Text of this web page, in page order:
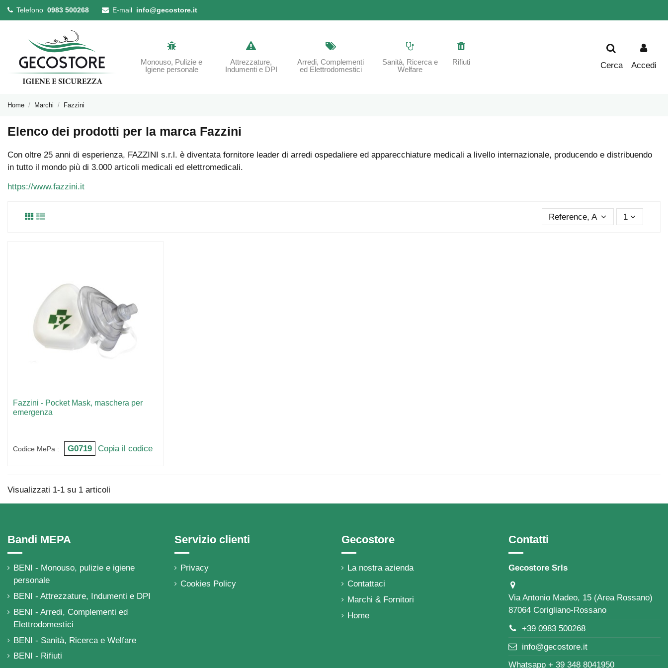
Telefono 0983 500268 E-mail info@gecostore.it
Monouso, Pulizie e
Igiene personale
Attrezzature,
Indumenti e DPI
Arredi, Complementi
ed Elettrodomestici
Sanità, Ricerca e
Welfare
Rifiuti Cerca Accedi
Home Marchi Fazzini
Elenco dei prodotti per la marca Fazzini
Con oltre 25 anni di esperienza, FAZZINI s.r.l. è diventata fornitore leader di arredi ospedaliere ed apparecchiature medicali a livello internazionale, producendo e distribuendo
in tutto il mondo più di 3.000 articoli medicali ed elettromedicali.
https://www.fazzini.it
Reference, A to Z 1
Fazzini - Pocket Mask, maschera per
emergenza
Codice MePa : G0719 Copia il codice
Visualizzati 1-1 su 1 articoli
Bandi MEPA
BENI - Monouso, pulizie e igiene
personale
BENI - Attrezzature, Indumenti e DPI
BENI - Arredi, Complementi ed
Elettrodomestici
BENI - Sanità, Ricerca e Welfare
BENI - Rifiuti
Servizio clienti
Privacy
Cookies Policy
Gecostore
La nostra azienda
Contattaci
Marchi & Fornitori
Home
Contatti
Gecostore Srls
Via Antonio Madeo, 15 (Area Rossano)
87064 Corigliano-Rossano
+39 0983 500268
info@gecostore.it
Whatsapp + 39 348 8041950